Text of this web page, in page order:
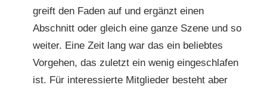
greift den Faden auf und ergänzt einen
Abschnitt oder gleich eine ganze Szene und so
weiter. Eine Zeit lang war das ein beliebtes
Vorgehen, das zuletzt ein wenig eingeschlafen
ist. Für interessierte Mitglieder besteht aber